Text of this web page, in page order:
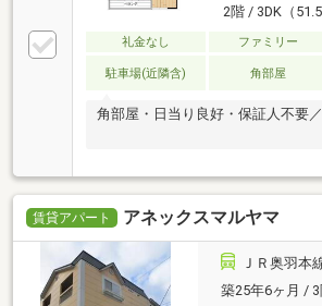
2階 / 3DK（
礼金なし ファミリー
駐車場(近隣含) 角部屋
角部屋・日当り良好・保証人不要
賃貸アパート アネックスマルヤマ
ＪＲ奥羽本
築25年6ヶ月 /